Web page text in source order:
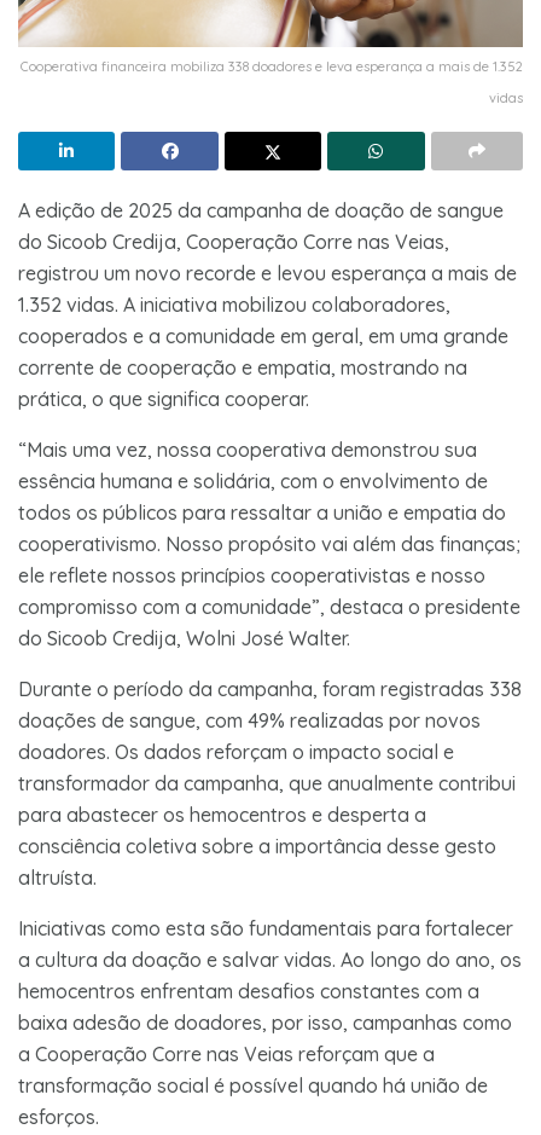
Cooperativa financeira mobiliza 338 doadores e leva esperança a mais de 1.352
vidas
A edição de 2025 da campanha de doação de sangue
do Sicoob Credija, Cooperação Corre nas Veias,
registrou um novo recorde e levou esperança a mais de
1.352 vidas. A iniciativa mobilizou colaboradores,
cooperados e a comunidade em geral, em uma grande
corrente de cooperação e empatia, mostrando na
prática, o que significa cooperar.
“Mais uma vez, nossa cooperativa demonstrou sua
essência humana e solidária, com o envolvimento de
todos os públicos para ressaltar a união e empatia do
cooperativismo. Nosso propósito vai além das finanças;
ele reflete nossos princípios cooperativistas e nosso
compromisso com a comunidade”, destaca o presidente
do Sicoob Credija, Wolni José Walter.
Durante o período da campanha, foram registradas 338
doações de sangue, com 49% realizadas por novos
doadores. Os dados reforçam o impacto social e
transformador da campanha, que anualmente contribui
para abastecer os hemocentros e desperta a
consciência coletiva sobre a importância desse gesto
altruísta.
Iniciativas como esta são fundamentais para fortalecer
a cultura da doação e salvar vidas. Ao longo do ano, os
hemocentros enfrentam desafios constantes com a
baixa adesão de doadores, por isso, campanhas como
a Cooperação Corre nas Veias reforçam que a
transformação social é possível quando há união de
esforços.